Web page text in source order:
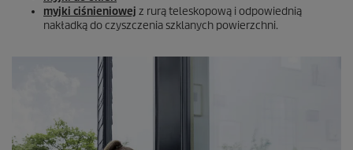
myjki ciśnieniowej z rurą teleskopową i odpowiednią
nakładką do czyszczenia szklanych powierzchni.